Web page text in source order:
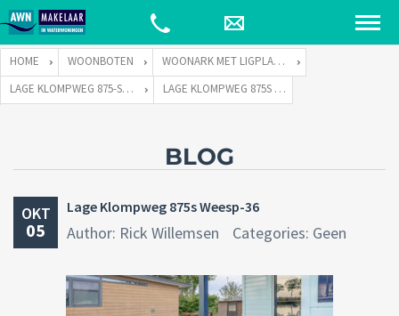
HOME WOONBOTEN
WOONARK MET LIGPLAATS
LAGE KLOMPWEG 875-S TE 1383 PP WEESP
LAGE KLOMPWEG 875S WEESP-36
BLOG
OKT
05
Lage Klompweg 875s Weesp-36
Author: Rick Willemsen Categories: Geen